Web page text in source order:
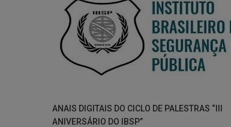
ANAIS DIGITAIS DO CICLO DE PALESTRAS “III
ANIVERSÁRIO DO IBSP”